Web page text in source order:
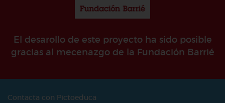
El desarollo de este proyecto ha sido posible
gracias al mecenazgo de la Fundación Barrié
Contacta con Pictoeduca